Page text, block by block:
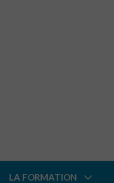
LA FORMATION